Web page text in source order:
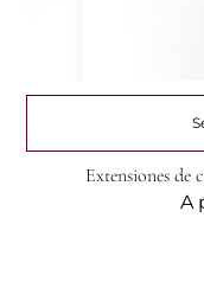
Extensiones
A